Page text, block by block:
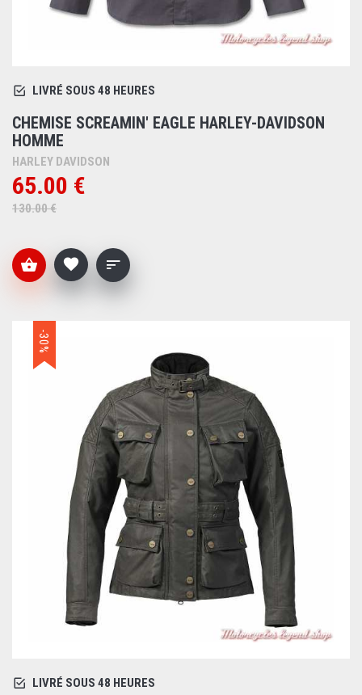
LIVRÉ SOUS 48 HEURES
CHEMISE SCREAMIN' EAGLE HARLEY-DAVIDSON
HOMME
HARLEY DAVIDSON
65.00 €
130.00 €
-30%
LIVRÉ SOUS 48 HEURES